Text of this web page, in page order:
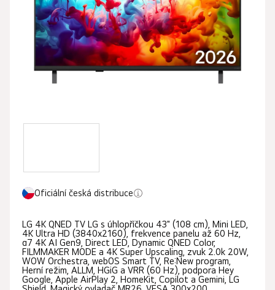
Oficiální česká distribuce
LG 4K QNED TV LG s úhlopříčkou 43" (108 cm), Mini LED,
4K Ultra HD (3840x2160), frekvence panelu až 60 Hz,
α7 4K AI Gen9, Direct LED, Dynamic QNED Color,
FILMMAKER MODE a 4K Super Upscaling, zvuk 2.0k 20W,
WOW Orchestra, webOS Smart TV, Re:New program,
Herní režim, ALLM, HGiG a VRR (60 Hz), podpora Hey
Google, Apple AirPlay 2, HomeKit, Copilot a Gemini, LG
hvězdiček.